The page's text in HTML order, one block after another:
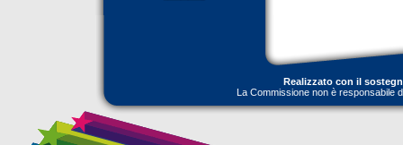
Realizzato con il
La Commissione non è responsabile